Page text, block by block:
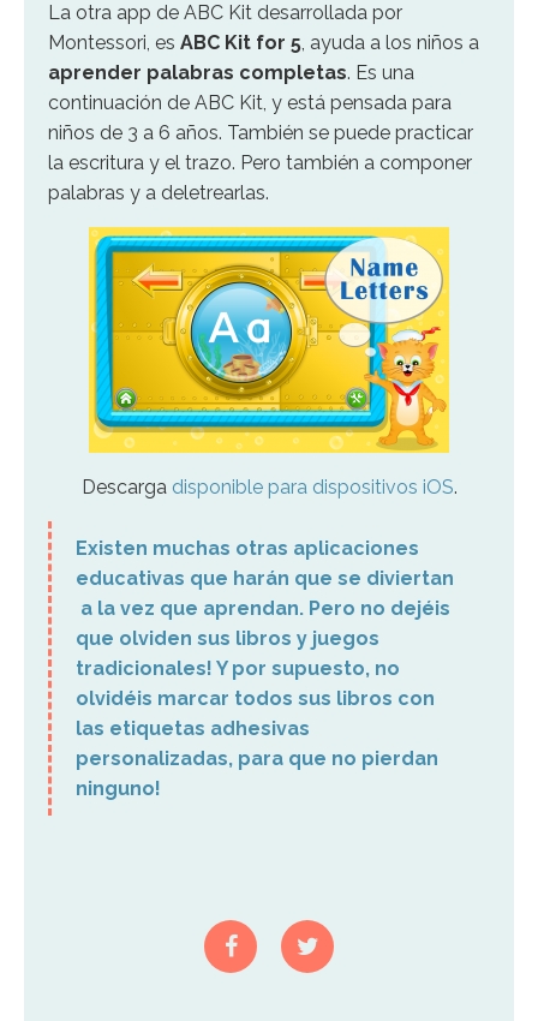
La otra app de ABC Kit desarrollada por
Montessori, es ABC Kit for 5, ayuda a los niños a
aprender palabras completas. Es una
continuación de ABC Kit, y está pensada para
niños de 3 a 6 años. También se puede practicar
la escritura y el trazo. Pero también a componer
palabras y a deletrearlas.
Descarga disponible para dispositivos iOS.
Existen muchas otras aplicaciones
educativas que harán que se diviertan
a la vez que aprendan. Pero no dejéis
que olviden sus libros y juegos
tradicionales! Y por supuesto, no
olvidéis marcar todos sus libros con
las etiquetas adhesivas
personalizadas, para que no pierdan
ninguno!